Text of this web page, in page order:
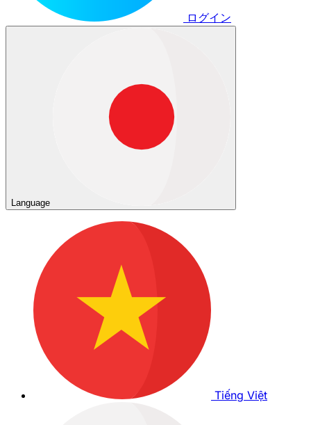
ログイン
Language
Tiếng Việt